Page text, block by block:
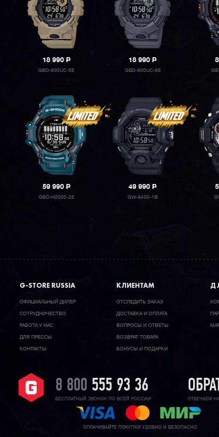
18 990P
GBD-800UC-5E
18 990P
GBD-800UC-8E
59 990P
GBD-H2000-2E
49 990P
GW-9400-1B
G-STORE RUSSIA
ОФИЦИАЛЬНЫЙ ДИЛЕР
CОТРУДНИЧЕСТВО
РАБОТА У НАС
ДЛЯ ПРЕССЫ
КОНТАКТЫ
КЛИЕНТАМ
ОТСЛЕДИТЬ ЗАКАЗ
ДОСТАВКА И ОПЛАТА
ВОПРОСЫ И ОТВЕТЫ
ВОЗВРАТ ТОВАРА
БОНУСЫ И ПОДАРКИ
8 800 555 93 36
БЕСПЛАТНЫЙ ЗВОНОК ПО ВСЕЙ РОССИИ ОТВЕЧАЕМ
ОПЛАЧИВАЙТЕ ПОКУПКИ УДОБНО И БЕЗОПАСНО